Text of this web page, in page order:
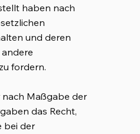
haben nach
und deren
fordern.
Maßgabe der
das Recht,
bei der